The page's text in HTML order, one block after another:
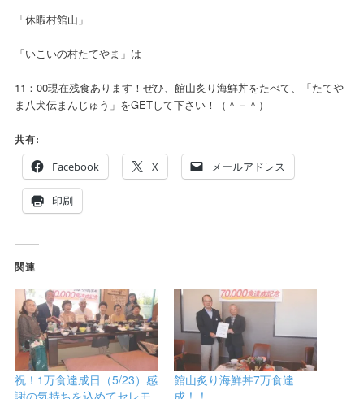
「休暇村館山」
「いこいの村たてやま」は
11：00現在残食あります！ぜひ、館山炙り海鮮丼をたべて、「たてや
ま八犬伝まんじゅう」をGETして下さい！（＾－＾）
共有:
Facebook
X メールアドレス
印刷
関連
祝！1万食達成日（5/23）感
館山炙り海鮮丼7万食達